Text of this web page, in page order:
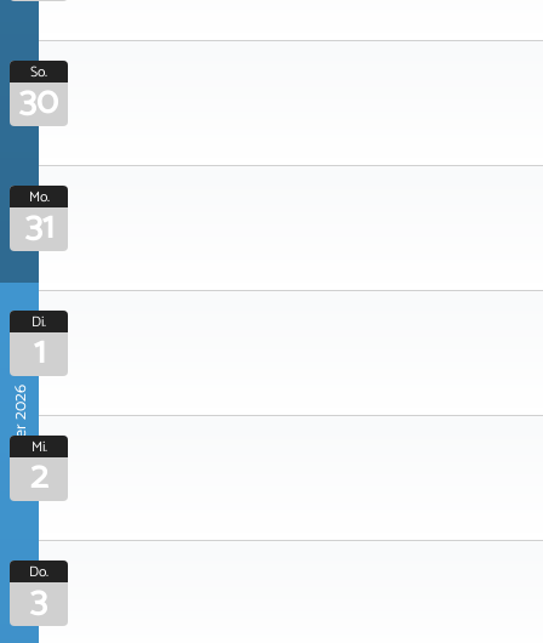
So.
30
Mo.
31
September 2026
Di.
1
Mi.
2
Do.
3